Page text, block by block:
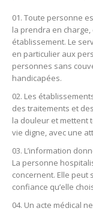
Toute personne
la prendra en
établissement. Le
en particulier aux
personnes sans
handicapées.
Les
des traitements et
la douleur et mettent
vie digne, avec une
L’information
La personne
concernent. Elle
confiance qu’elle
Un acte médical